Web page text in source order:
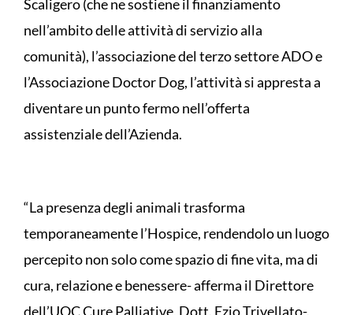
Scaligero (che ne sostiene il finanziamento
nell’ambito delle attività di servizio alla
comunità), l’associazione del terzo settore ADO e
l’Associazione Doctor Dog, l’attività si appresta a
diventare un punto fermo nell’offerta
assistenziale dell’Azienda.
“La presenza degli animali trasforma
temporaneamente l’Hospice, rendendolo un luogo
percepito non solo come spazio di fine vita, ma di
cura, relazione e benessere- afferma il Direttore
dell’UOC Cure Palliative, Dott. Ezio Trivellato-.